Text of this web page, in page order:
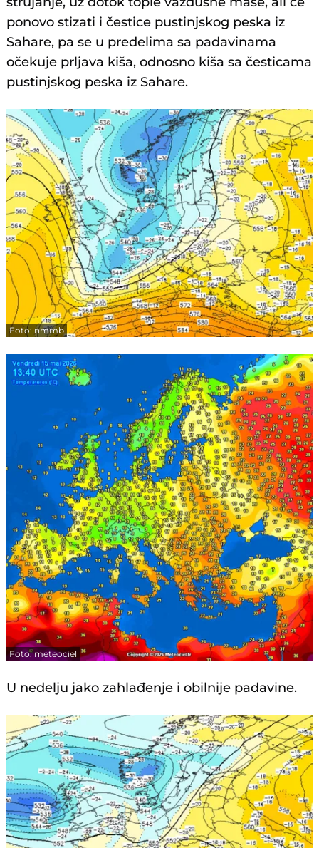
ponovo stizati i čestice pustinjskog peska iz
Sahare, pa se u predelima sa padavinama
očekuje prljava kiša, odnosno kiša sa česticama
pustinjskog peska iz Sahare.
Foto: nmmb
Foto: meteociel
U nedelju jako zahlađenje i obilnije padavine.